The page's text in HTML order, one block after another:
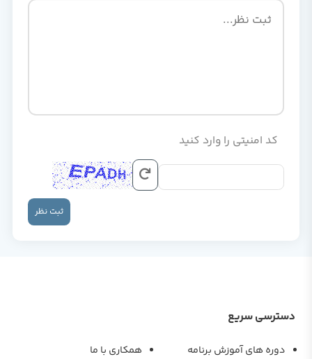
کد امنیتی را وارد کنید
ثبت نظر
دسترسی سریع
دوره های آموزش برنامه
همکاری با ما